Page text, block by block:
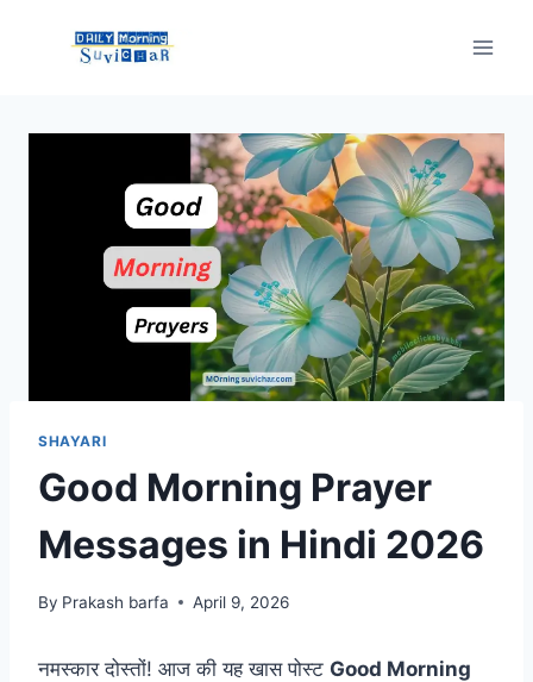
SHAYARI
Good Morning Prayer
Messages in Hindi 2026
By Prakash barfa April 9, 2026
नमस्कार दोस्तों! आज की यह खास पोस्ट Good Morning